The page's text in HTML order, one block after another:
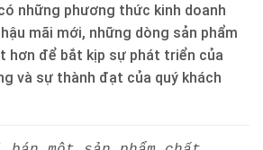
những phương thức kinh doanh
mãi mới, những dòng sản phẩm
hơn để bắt kịp sự phát triển của
và sự thành đạt của quý khách